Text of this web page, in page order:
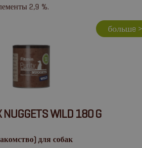
2,9 %.
большe >
WILD 180 G
для собак